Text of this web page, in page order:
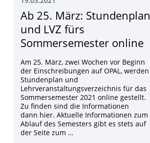
Ab 25. März: Stundenplan
und LVZ fürs
Sommersemester online
Am 25. März, zwei Wochen vor Beginn
der Einschreibungen auf OPAL, werden
Stundenplan und
Lehrveranstaltungsverzeichnis für das
Sommersemester 2021 online gestellt.
Zu finden sind die Informationen
dann hier. Aktuelle Informationen zum
Ablauf des Semesters gibt es stets auf
der Seite zum …